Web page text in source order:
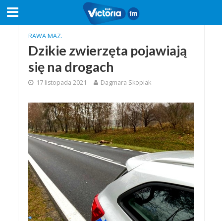
RAWA MAZ.
Dzikie zwierzęta pojawiają
się na drogach
17 listopada 2021 Dagmara Skopiak